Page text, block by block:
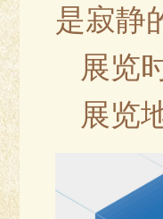
是寂静
展览
展览